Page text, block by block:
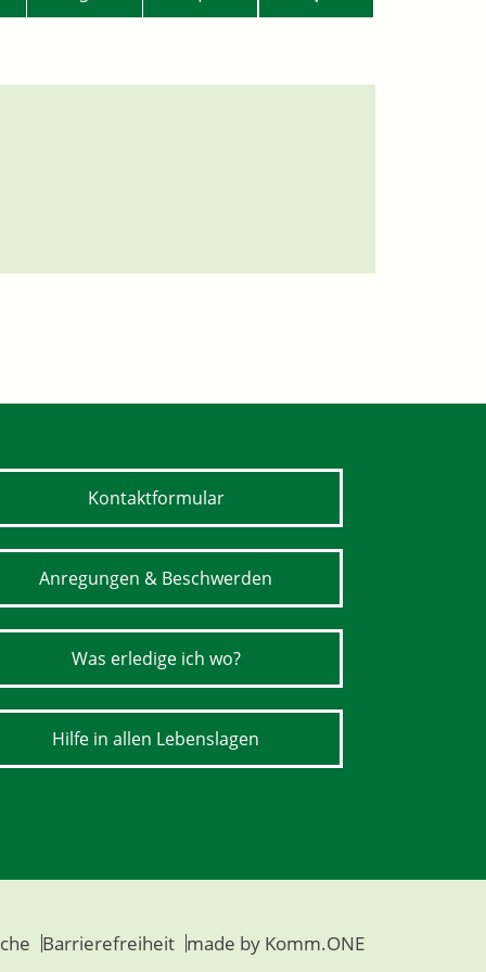
Kontaktformular
Anregungen & Beschwerden
Was erledige ich wo?
Hilfe in allen Lebenslagen
Barrierefreiheit made by Komm.ONE